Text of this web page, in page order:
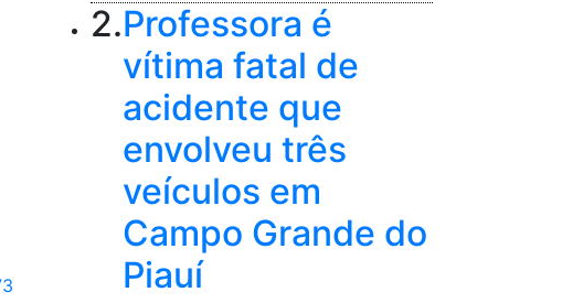
2.Professora é
vítima fatal de
acidente que
envolveu três
veículos em
Campo Grande do
Piauí